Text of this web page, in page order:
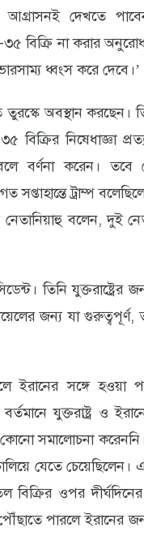
দেখতে
বিক্রি না করার
ধ্বংস করে দেবে।’
তুরস্কে অবস্থান করছেন।
নিষেধাজ্ঞা
বর্ণনা করেন। তবে
ট্রাম্প
নেতানিয়াহু বলেন, দুই
তিনি
জন্য যা
ইরানের সঙ্গে হওয়া
যুক্তরাষ্ট্র ও
কোনো সমালোচনা
যেতে চেয়েছিলেন।
ওপর দীর্ঘদিনের
পৌঁছাতে পারলে